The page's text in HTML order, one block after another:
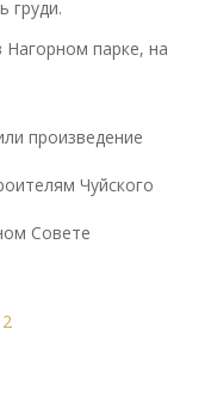
груди.
парке, на
произведение
Чуйского
Совете